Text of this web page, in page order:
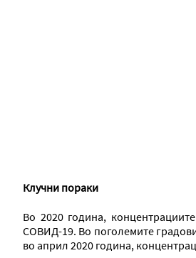
Клучни пораки
Во 2020 година,
СОВИД-19. Во поголемите
во април 2020 година,